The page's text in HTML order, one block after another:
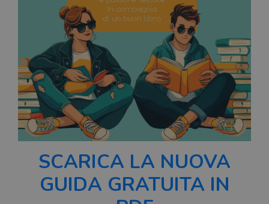
SCARICA LA NUOVA
GUIDA GRATUITA IN